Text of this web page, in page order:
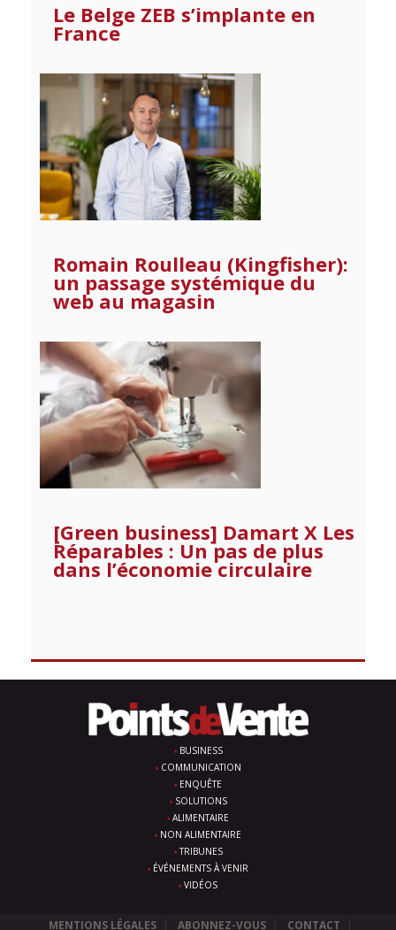
Le Belge ZEB s’implante en
France
Romain Roulleau (Kingfisher):
un passage systémique du
web au magasin
[Green business] Damart X Les
Réparables : Un pas de plus
dans l’économie circulaire
BUSINESS
COMMUNICATION
ENQUÊTE
SOLUTIONS
ALIMENTAIRE
NON ALIMENTAIRE
TRIBUNES
ÉVÉNEMENTS À VENIR
VIDÉOS
MENTIONS LÉGALES ABONNEZ-VOUS CONTACT